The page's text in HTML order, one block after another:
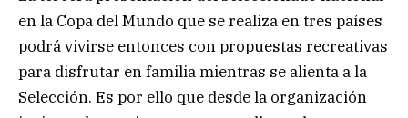
en la Copa del Mundo que se realiza en tres países
podrá vivirse entonces con propuestas recreativas
para disfrutar en familia mientras se alienta a la
Selección. Es por ello que desde la organización